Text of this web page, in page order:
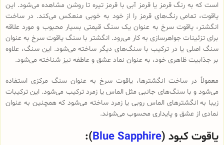
است که به رنگ قرمز یا قرمز آبی با قرمز تیره تا روشن مشاهده می‌شود. این
یاقوت، تمامی رنگ‌های قرمز را از خود به خوبی منعکس می‌کند. در ساخت
انگشتر، یاقوت سرخ به عنوان یک سنگ قیمتی بسیار محبوب و مورد علاقه
برای تزئینات جواهرسازی به کار می‌رود. انگشتر با سنگ یاقوت سرخ به عنوان
سنگ اصلی یا در ترکیب با سنگ‌های دیگر ساخته می‌شود. این سنگ، علاوه
بر جذابیت ظاهری خود، به عنوان نماد عشق و عاطفه نیز شناخته می‌شود.
معمولاً در ساخت انگشترها، یاقوت سرخ به عنوان سنگ مرکزی استفاده
می‌شود و با سنگ‌های جانبی مثل الماس یا زمرد ترکیب می‌شود. این ترکیبات
زیبا به انگشترهای الماس روبی یا زمرد ساخته می‌شود که همچنین به عنوان
نمادی از عشق و پایداری محسوب می‌شوند.
یاقوت کبود (Blue Sapphire
):